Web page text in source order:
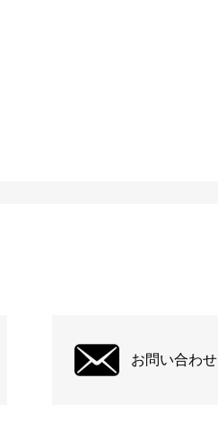
お問い合わせ